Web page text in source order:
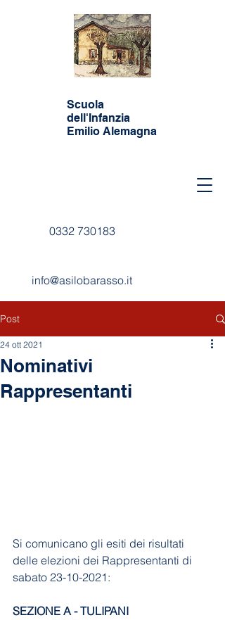
Scuola
dell'Infanzia
Emilio Alemagna
0332 730183
info@asilobarasso.it
Post
Nominativi
Rappresentanti
24 ott 2021
Si comunicano gli esiti dei risultati
delle elezioni dei Rappresentanti di
sabato 23-10-2021:
SEZIONE A - TULIPANI